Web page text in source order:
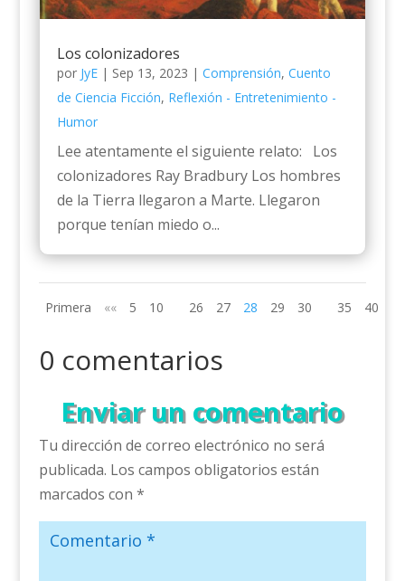
Los colonizadores
por JyE| Sep 13, 2023 | Comprensión, Cuento
de Ciencia Ficción, Reflexión - Entretenimiento -
Humor
Lee atentamente el siguiente relato: Los
colonizadores Ray Bradbury Los hombres
de la Tierra llegaron a Marte. Llegaron
porque tenían miedo o...
Primera «« 5 10 26 27 28 29 30 35 40
0 comentarios
Enviar un comentario
Tu dirección de correo electrónico no será
publicada. Los campos obligatorios están
marcados con *